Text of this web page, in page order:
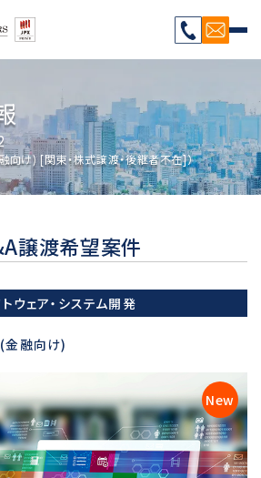
け) [関東・株式譲渡・後継者不在]）
譲渡希望案件
ウェア・システム開発
融向け)